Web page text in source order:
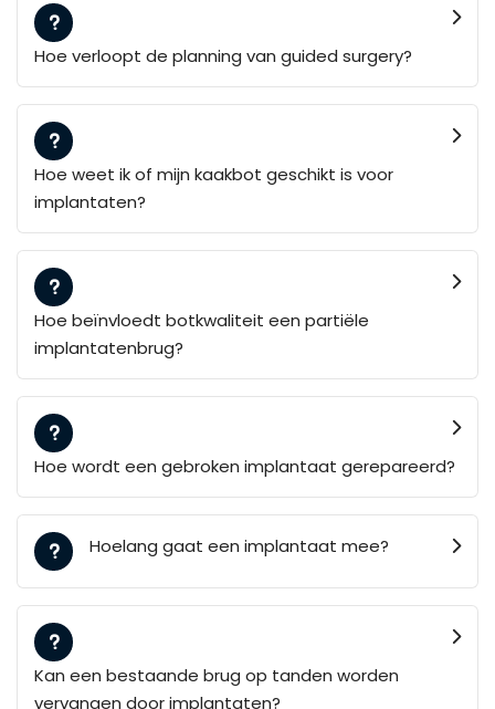
Hoe verloopt de planning van guided surgery?
Hoe weet ik of mijn kaakbot geschikt is voor
implantaten?
Hoe beïnvloedt botkwaliteit een partiële
implantatenbrug?
Hoe wordt een gebroken implantaat gerepareerd?
Hoelang gaat een implantaat mee?
Kan een bestaande brug op tanden worden
vervangen door implantaten?